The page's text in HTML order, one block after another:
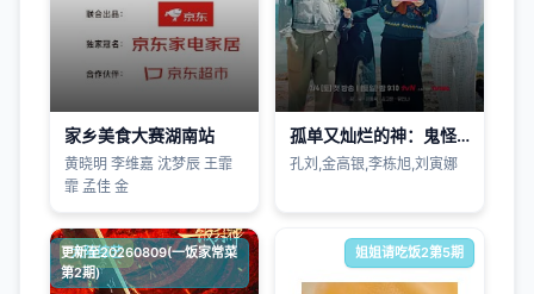
家乡美食大赛湖南站
黄晓明 李维嘉 沈梦辰 王霏
霏 孟佳 金
孤单又灿烂的神：鬼怪十周年特辑
孔刘,金高银,李栋旭,刘寅娜
大陆综艺
更新至20260809(一饭家常菜
第2期)
姐姐请吃饭2第5期